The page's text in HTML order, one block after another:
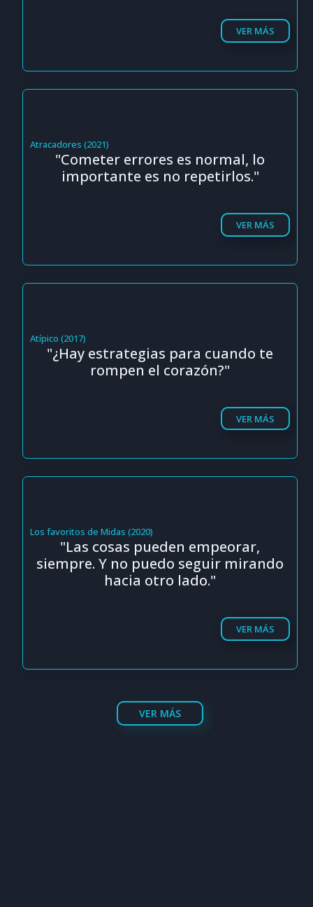
VER MÁS
Atracadores (2021)
"Cometer errores es normal, lo
importante es no repetirlos."
VER MÁS
Atípico (2017)
"¿Hay estrategias para cuando te
rompen el corazón?"
VER MÁS
Los favoritos de Midas (2020)
"Las cosas pueden empeorar,
siempre. Y no puedo seguir mirando
hacia otro lado."
VER MÁS
VER MÁS